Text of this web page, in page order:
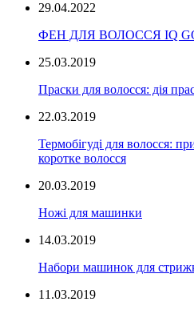
29.04.2022
ФЕН ДЛЯ ВОЛОССЯ IQ
25.03.2019
Праски для волосся: дія
22.03.2019
Термобігуді для волосся:
коротке волосся
20.03.2019
Ножі для машинки
14.03.2019
Набори машинок для
11.03.2019